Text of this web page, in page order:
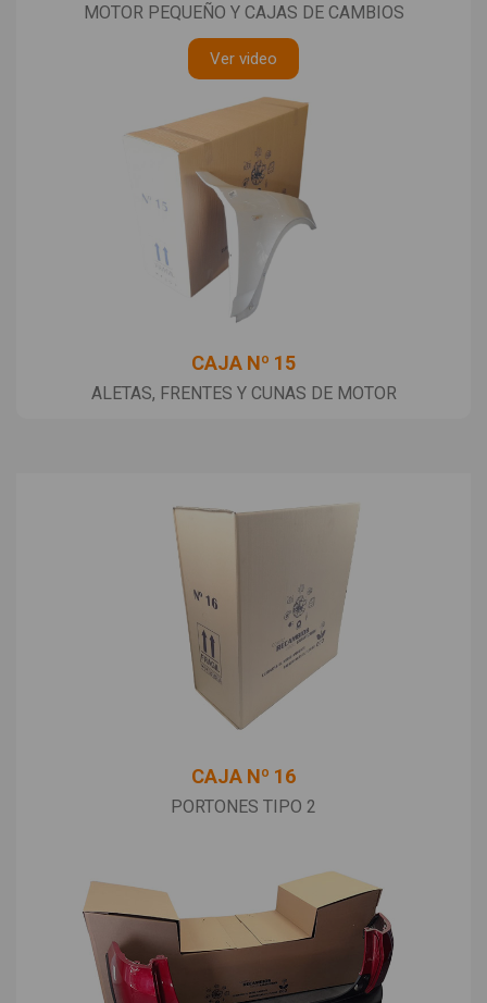
MOTOR PEQUEÑO Y CAJAS DE CAMBIOS
Ver video
CAJA Nº 15
ALETAS, FRENTES Y CUNAS DE MOTOR
CAJA Nº 16
PORTONES TIPO 2